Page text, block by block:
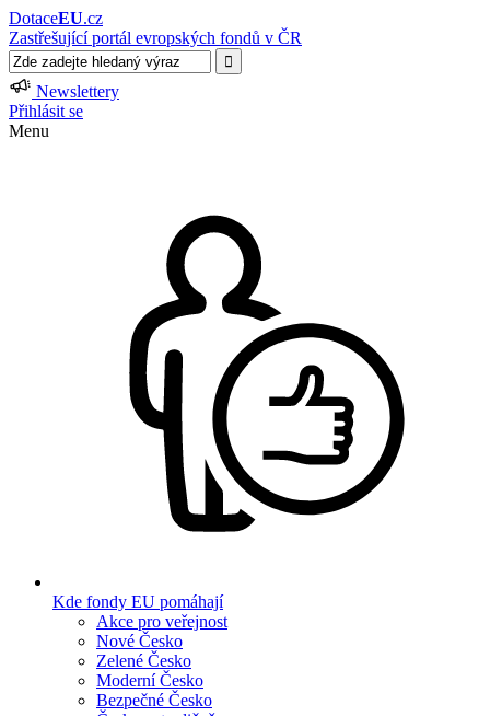
DotaceEU.cz
Zastřešující portál evropských fondů v ČR
Newslettery
Přihlásit se
Menu
Kde fondy EU pomáhají
Akce pro veřejnost
Nové Česko
Zelené Česko
Moderní Česko
Bezpečné Česko